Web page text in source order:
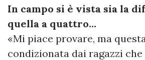
In campo si è vista sia la
quella a quattro…
«Mi piace provare, ma
condizionata dai ragazzi che